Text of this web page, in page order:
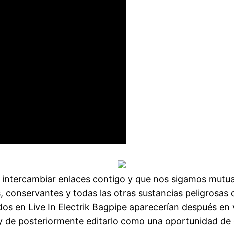
enlaces contigo y que nos sigamos
y todas las otras sustancias
Live In Electrik Bagpipe aparecerían después en
posteriormente editarlo como una oportunidad